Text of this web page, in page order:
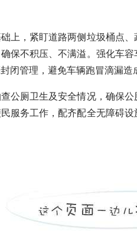
，紧盯道路两侧垃圾桶点、
保不积压、不满溢。强化车
闭管理，避免车辆跑冒滴漏造
厕卫生及安全情况，确保公
服务工作，配齐配全无障碍